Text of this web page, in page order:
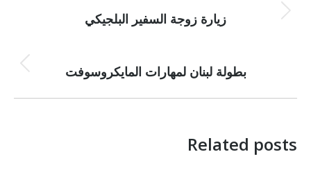
navigation
Previous
بطولة لبنان لمهارات المايكروسوفت
Next
زيارة زوجة السفير البلجيكي
Related posts